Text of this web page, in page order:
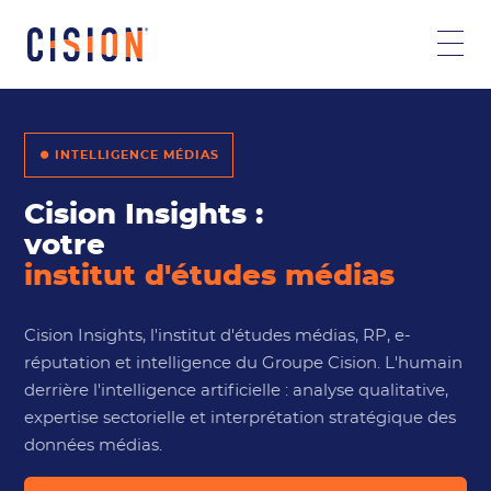
⏺ INTELLIGENCE MÉDIAS
Cision Insights :
votre
institut d'études médias
Cision Insights, l'institut d'études médias, RP, e-
réputation et intelligence du Groupe Cision. L'humain
derrière l'intelligence artificielle : analyse qualitative,
expertise sectorielle et interprétation stratégique des
données médias.